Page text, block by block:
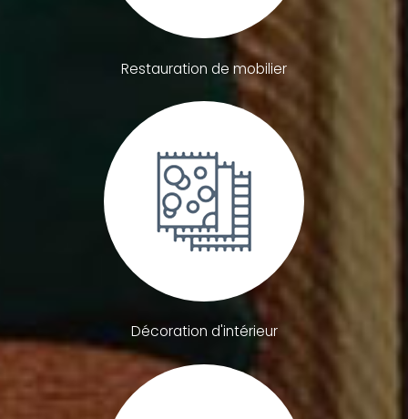
Restauration de mobilier
Décoration d'intérieur